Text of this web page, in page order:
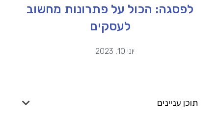
לפסגה: הכול על פתרונות מחשוב
לעסקים
יוני 10, 2023
תוכן עניינים